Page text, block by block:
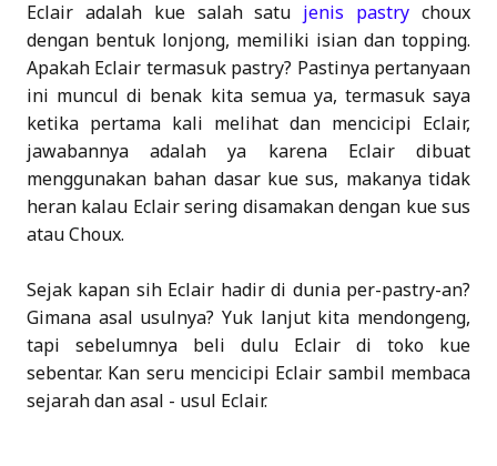
Eclair adalah kue salah satu jenis pastry choux
dengan bentuk lonjong, memiliki isian dan topping.
Apakah Eclair termasuk pastry? Pastinya pertanyaan
ini muncul di benak kita semua ya, termasuk saya
ketika pertama kali melihat dan mencicipi Eclair,
jawabannya adalah ya karena Eclair dibuat
menggunakan bahan dasar kue sus, makanya tidak
heran kalau Eclair sering disamakan dengan kue sus
atau Choux.
Sejak kapan sih Eclair hadir di dunia per-pastry-an?
Gimana asal usulnya? Yuk lanjut kita mendongeng,
tapi sebelumnya beli dulu Eclair di toko kue
sebentar. Kan seru mencicipi Eclair sambil membaca
sejarah dan asal - usul Eclair.